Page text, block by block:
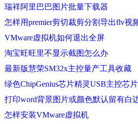
瑞祥阿里巴巴图片批量下载器
怎样用premier剪切裁剪分割导出flv视
VMware虚拟机如何退出全屏
淘宝旺旺里不显示截图怎么办
最新版慧荣SM32x主控量产工具收藏
绿色ChipGenius芯片精灵USB主控芯
打印word背景图片或颜色默认留有白
怎样安装VMware虚拟机